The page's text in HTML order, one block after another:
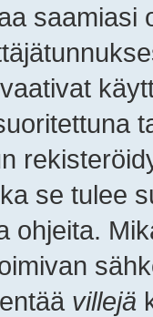
saamiasi
se tulee
ohjeita.
villejä